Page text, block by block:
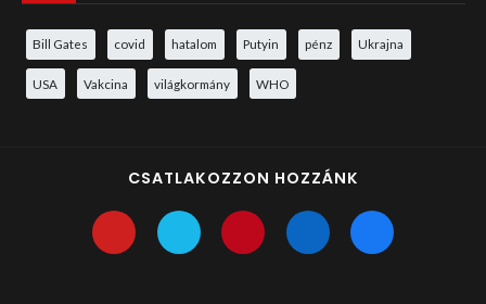
Bill Gates covid hatalom Putyin pénz Ukrajna
USA Vakcina világkormány WHO
CSATLAKOZZON HOZZÁNK